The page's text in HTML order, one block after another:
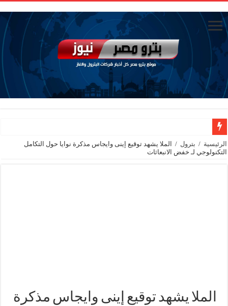
الوزير يدعوا لاجتماع مع الشركاء الاسبوع القادم
أكبا تبدأ تصدير 60 ألف طن من زيوت المحركات البحرية للأسواق الخارجية
الرئيسية / بترول /
الملا يشهد توقيع إينى وايجاس مذكرة نوايا حول التكامل
التكنولوجي لـ خفض الانبعاثات
الملا يشهد توقيع إينى وايجاس مذكرة